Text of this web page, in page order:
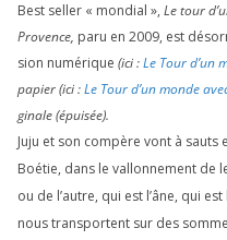
Best sel­ler « mon­dial », Le tour
Provence, paru en 2009, est
sion numé­rique (ici :Le Tour d’un
papier (ici :Le Tour d’un monde
gi­nale (épui­sée).
Juju et son com­père vont à sauts
Boétie, dans le val­lon­ne­ment de
ou de l’autre, qui est l’âne, qui
nous trans­portent sur des